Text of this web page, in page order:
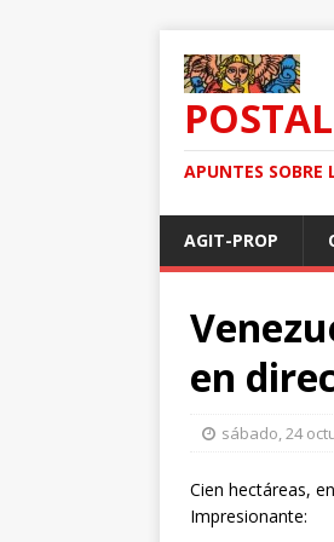
APUNTES SOBRE
AGIT-PROP
en
sábado, 24
Cien hectáreas,
Impresionante: